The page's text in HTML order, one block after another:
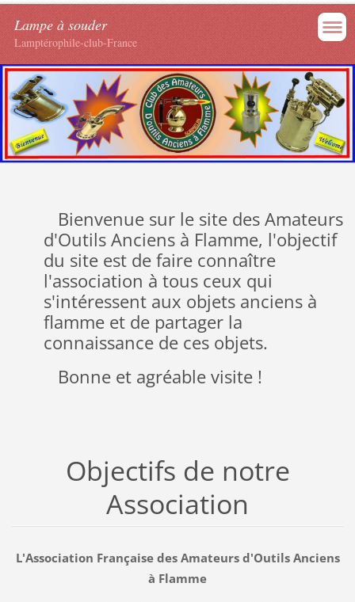
Lampe à souder
Lamptérophile-club-France
Bienvenue sur le site des Amateurs
d'Outils Anciens à Flamme, l'objectif
du site est de faire connaître
l'association à tous ceux qui
s'intéressent aux objets anciens à
flamme et de partager la
connaissance de ces objets.
Bonne et agréable visite !
Objectifs de notre
Association
L'Association Française des Amateurs d'Outils Anciens
à Flamme